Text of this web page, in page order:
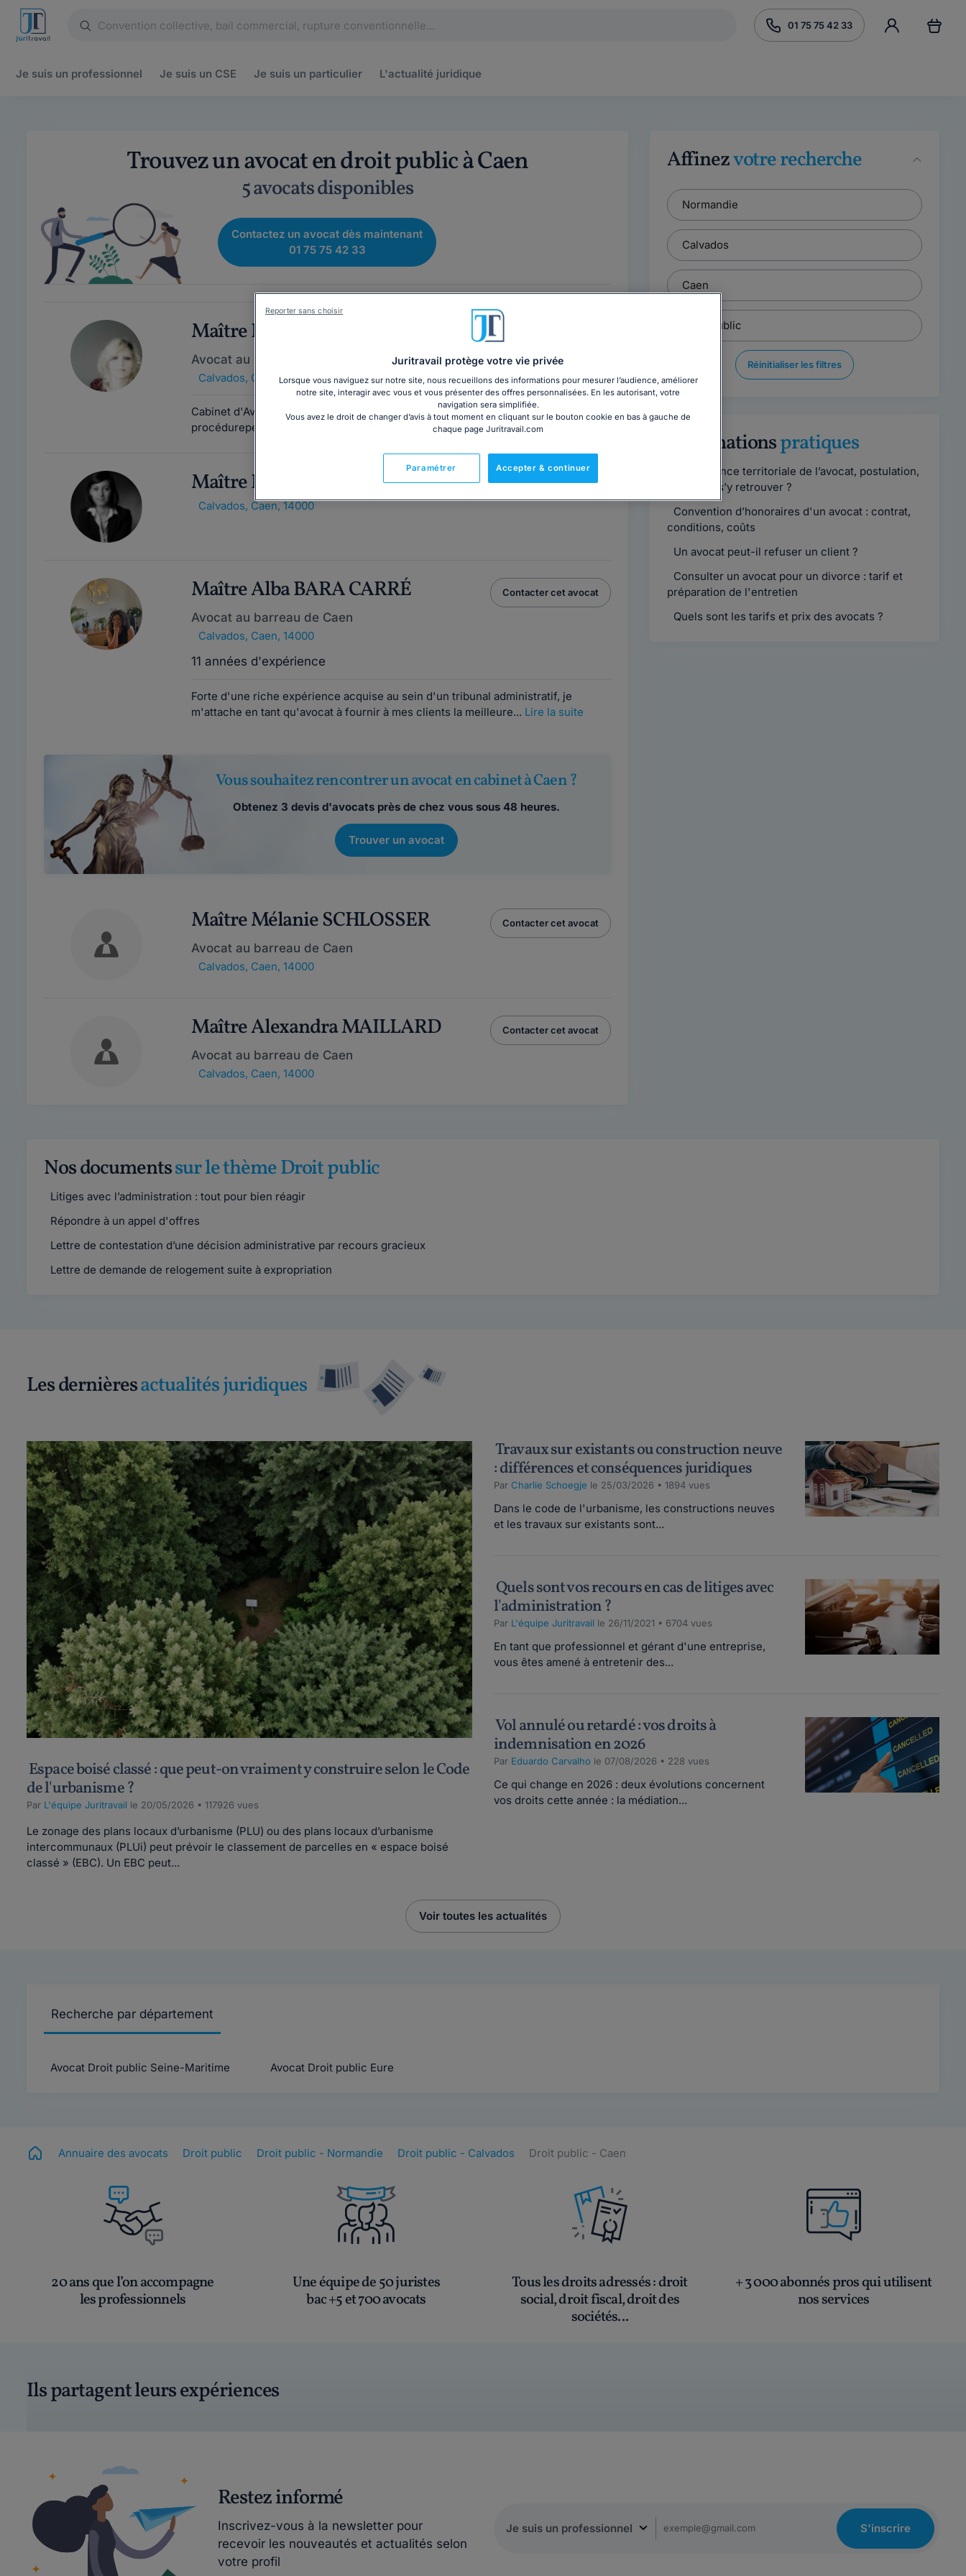
01 75 75 42 33
Je suis un professionnel Je suis un CSE Je suis un particulier L'actualité juridique
Trouvez un avocat en droit public à Caen
5 avocats disponibles
Contactez un avocat dès maintenant
01 75 75 42 33
Maître Hélène SCELLES
Avocat au barreau de Caen
Calvados, Caen, 14000
Cabinet d'Avocat situé à caen, Calvados. Généraliste, droit pénal,
procédurepénale, droit des étrangers et contentieux des...Lire la suite
Maître Elise CRAYE
Calvados, Caen, 14000
Contacter cet avocat
Maître Alba BARA CARRÉ
Avocat au barreau de Caen
Calvados, Caen, 14000
11 années d'expérience
Contacter cet avocat
Forte d'une riche expérience acquise au sein d'un tribunal administratif, je
m'attache en tant qu'avocat à fournir à mes clients la meilleure... Lire la suite
Vous souhaitez rencontrer un avocat en cabinet à Caen ?
Obtenez 3 devis d'avocats près de chez vous sous 48 heures.
Trouver un avocat
Maître Mélanie SCHLOSSER
Avocat au barreau de Caen
Calvados, Caen, 14000
Contacter cet avocat
Maître Alexandra MAILLARD
Avocat au barreau de Caen
Calvados, Caen, 14000
Contacter cet avocat
Affinezvotre recherche
Réinitialiser les filtres
Informationspratiques
Compétence territoriale de l’avocat, postulation,
comment s’y retrouver ?
Convention d’honoraires d'un avocat : contrat,
conditions, coûts
Un avocat peut-il refuser un client ?
Consulter un avocat pour un divorce : tarif et
préparation de l'entretien
Quels sont les tarifs et prix des avocats ?
Nos documentssur le thème Droit public
Litiges avec l’administration : tout pour bien réagir
Répondre à un appel d'offres
Lettre de contestation d’une décision administrative par recours gracieux
Lettre de demande de relogement suite à expropriation
Les dernièresactualités juridiques
Espace boisé classé : que peut-on vraiment y construire selon le Code
de l'urbanisme ?
Par L'équipe Juritravail le 20/05/2026 • 117926 vues
Le zonage des plans locaux d’urbanisme (PLU) ou des plans locaux d’urbanisme
intercommunaux (PLUi) peut prévoir le classement de parcelles en « espace boisé
classé » (EBC). Un EBC peut...
Travaux sur existants ou construction neuve
: différences et conséquences juridiques
Par Charlie Schoegje le 25/03/2026 • 1894 vues
Dans le code de l'urbanisme, les constructions neuves
et les travaux sur existants sont...
Quels sont vos recours en cas de litiges avec
l'administration ?
Par L'équipe Juritravail le 26/11/2021 • 6704 vues
En tant que professionnel et gérant d'une entreprise,
vous êtes amené à entretenir des...
Vol annulé ou retardé : vos droits à
indemnisation en 2026
Par Eduardo Carvalho le 07/08/2026 • 228 vues
Ce qui change en 2026 : deux évolutions concernent
vos droits cette année : la médiation...
Voir toutes les actualités
Recherche par département
Avocat Droit public Seine-Maritime Avocat Droit public Eure
Annuaire des avocats Droit public Droit public - Normandie Droit public - Calvados Droit public - Caen
20 ans que l’on accompagne
les professionnels
Une équipe de 50 juristes
bac +5 et 700 avocats
Tous les droits adressés: droit
social, droit fiscal, droit des
sociétés...
+ 3 000 abonnés pros qui utilisent
nos services
Ils partagent leurs expériences
Restez informé
Inscrivez-vous à la newsletter pour
recevoir les nouveautés et actualités selon
votre profil
S'inscrire
Juritravail protège votre vie privée
Lorsque vous naviguez sur notre site, nous recueillons des informations pour mesurer l’audience, améliorer
notre site, interagir avec vous et vous présenter des offres personnalisées. En les autorisant, votre
navigation sera simplifiée.
Vous avez le droit de changer d’avis à tout moment en cliquant sur le bouton cookie en bas à gauche de
chaque page Juritravail.com
Accepter & continuer
Paramétrer
Reporter sans choisir